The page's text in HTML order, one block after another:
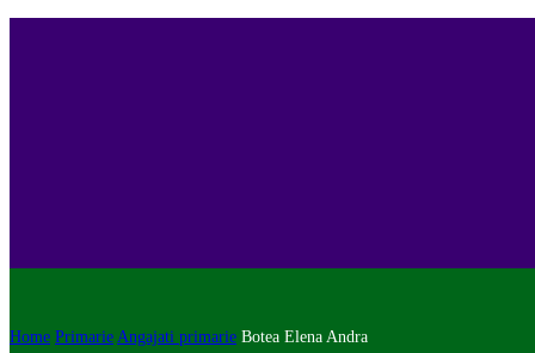
Home Primarie Angajati primarie Botea Elena Andra